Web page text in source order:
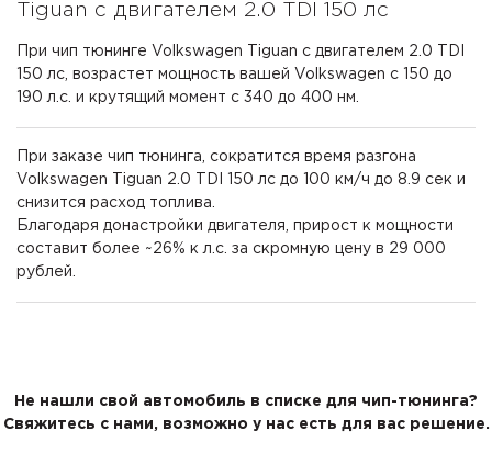
Tiguan с двигателем 2.0 TDI 150 лс
При чип тюнинге Volkswagen Tiguan с двигателем 2.0 TDI
150 лс, возрастет мощность вашей Volkswagen с 150 до
190 л.с. и крутящий момент с 340 до 400 нм.
При заказе чип тюнинга, сократится время разгона
Volkswagen Tiguan 2.0 TDI 150 лс до 100 км/ч до 8.9 сек и
снизится расход топлива.
Благодаря донастройки двигателя, прирост к мощности
составит более ~26% к л.с. за скромную цену в 29 000
рублей.
Не нашли свой автомобиль в списке для чип-тюнинга?
Свяжитесь с нами, возможно у нас есть для вас решение.